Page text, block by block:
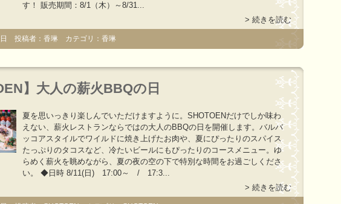
す！ 販売期間：8/1（木）～8/31...
> 続きを読む
日 投稿者：香琳 カテゴリ：香琳
】大人の薪火BBQの日
夏を思いっきり楽しんでいただけますように。SHOTOENだけでしか味わ
えない、薪火レストランならではの大人のBBQの日を開催します。バルバ
ッコアスタイルでワイルドに焼き上げたお肉や、夏にぴったりのスパイス
たっぷりのタコスなど、冷たいビールにもぴったりのコースメニュー。ゆ
らめく薪火を眺めながら、夏の夜の空の下で特別な時間をお過ごしくださ
い。 ◆日時 8/11(日) 17:00～ / 17:3...
> 続きを読む